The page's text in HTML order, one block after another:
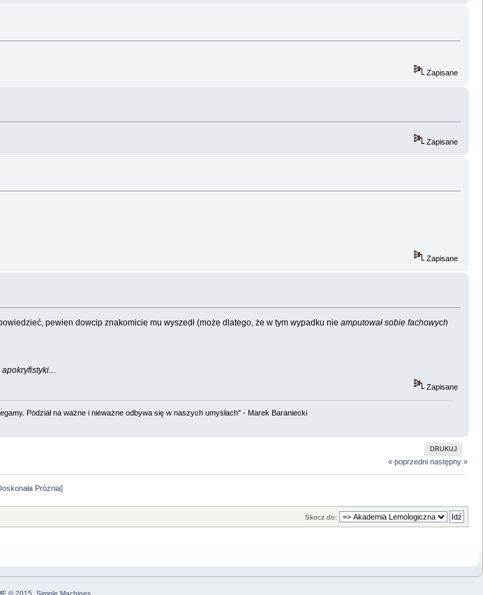
Zapisane
Zapisane
Zapisane
pewien dowcip znakomicie mu wyszedł (może dlatego, że w tym wypadku nie amputował sobie fachowych
apokryfistyki...
Zapisane
Podział na ważne i nieważne odbywa się w naszych umysłach" - Marek Baraniecki
DRUKUJ
« poprzedni następny »
Próżnia]
Skocz do:
© 2015 Simple Machines